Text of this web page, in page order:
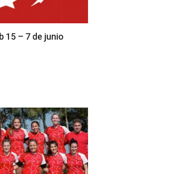
15 – 7 de junio